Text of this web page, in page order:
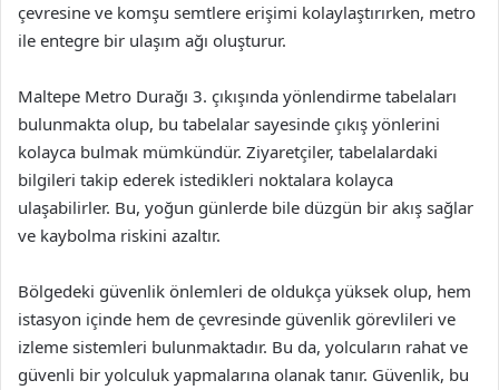
çevresine ve komşu semtlere erişimi kolaylaştırırken, metro
ile entegre bir ulaşım ağı oluşturur.
Maltepe Metro Durağı 3. çıkışında yönlendirme tabelaları
bulunmakta olup, bu tabelalar sayesinde çıkış yönlerini
kolayca bulmak mümkündür. Ziyaretçiler, tabelalardaki
bilgileri takip ederek istedikleri noktalara kolayca
ulaşabilirler. Bu, yoğun günlerde bile düzgün bir akış sağlar
ve kaybolma riskini azaltır.
Bölgedeki güvenlik önlemleri de oldukça yüksek olup, hem
istasyon içinde hem de çevresinde güvenlik görevlileri ve
izleme sistemleri bulunmaktadır. Bu da, yolcuların rahat ve
güvenli bir yolculuk yapmalarına olanak tanır. Güvenlik, bu